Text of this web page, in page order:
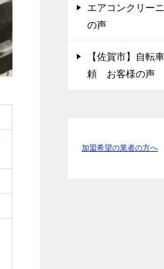
エアコンクリー
の声
【佐賀市】自転
頼 お客様の声
加盟希望の業者の方へ